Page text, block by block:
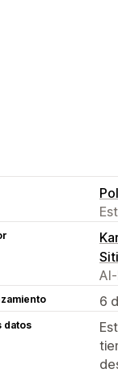
6
datos